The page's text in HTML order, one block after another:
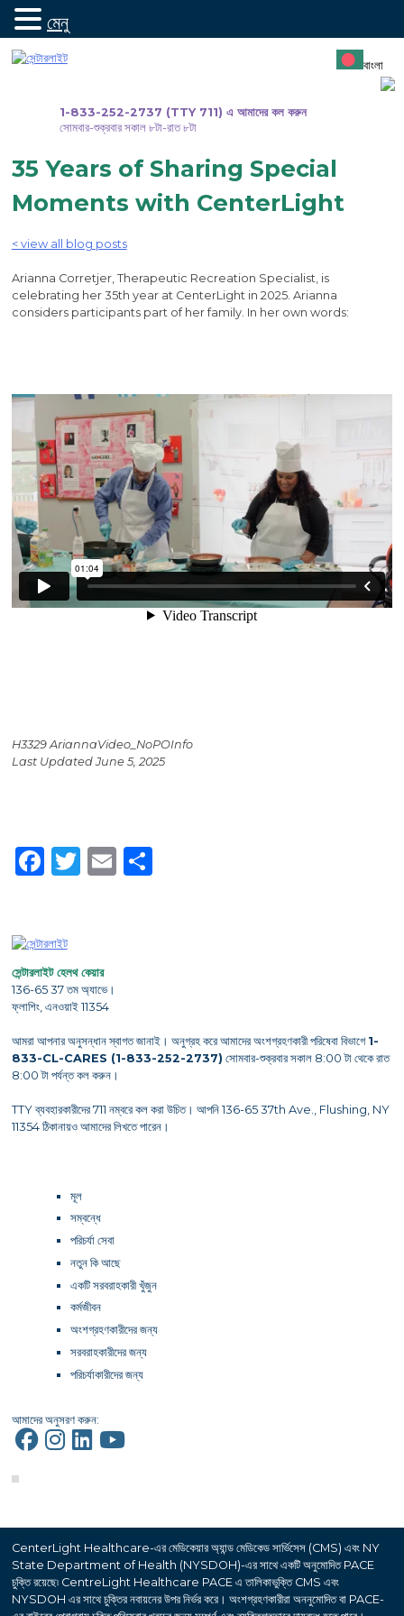
যান
1-833-252-2737 (TTY 711) এ আমাদের কল করুন
সোমবার-শুক্রবার সকাল ৮টা-রাত ৮টা
বাংলা
35 Years of Sharing Special
Moments with CenterLight
< view all blog posts
Arianna Corretjer, Therapeutic Recreation Specialist, is
celebrating her 35th year at CenterLight in 2025. Arianna
considers participants part of her family. In her own words:
H3329 AriannaVideo_NoPOInfo
Last Updated June 5, 2025
Facebook
Twitter
EmailShare
সেন্টারলাইট হেলথ কেয়ার
136-65 37 তম অ্যাভে।
ফ্লাশিং, এনওয়াই 11354
আমরা আপনার অনুসন্ধান স্বাগত জানাই। অনুগ্রহ করে আমাদের অংশগ্রহণকারী পরিষেবা বিভাগে 1-
833-CL-CARES (1-833-252-2737) সোমবার-শুক্রবার সকাল 8:00 টা থেকে রাত
8:00 টা পর্যন্ত কল করুন।
TTY ব্যবহারকারীদের 711 নম্বরে কল করা উচিত। আপনি 136-65 37th Ave., Flushing, NY
11354 ঠিকানায়ও আমাদের লিখতে পারেন।
মূল
সম্বন্ধে
পরিচর্যা সেবা
নতুন কি আছে
একটি সরবরাহকারী খুঁজুন
কর্মজীবন
অংশগ্রহণকারীদের জন্য
সরবরাহকারীদের জন্য
পরিচর্যাকারীদের জন্য
আমাদের অনুসরণ করুন:
CenterLight Healthcare-এর মেডিকেয়ার অ্যান্ড মেডিকেড সার্ভিসেস (CMS) এবং NY
State Department of Health (NYSDOH)-এর সাথে একটি অনুমোদিত PACE
চুক্তি রয়েছে৷ CentreLight Healthcare PACE এ তালিকাভুক্তি CMS এবং
NYSDOH এর সাথে চুক্তির নবায়নের উপর নির্ভর করে। অংশগ্রহণকারীরা অননুমোদিত বা PACE-
মেনু